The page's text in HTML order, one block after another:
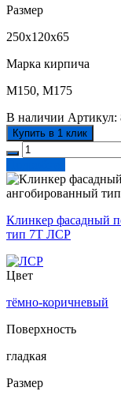
Размер
250х120х65
Марка кирпича
М150, М175
В наличии Артикул:
Купить в 1 клик
Клинкер фасадный
тип 7Т ЛСР
Цвет
тёмно-коричневый
Поверхность
гладкая
Размер